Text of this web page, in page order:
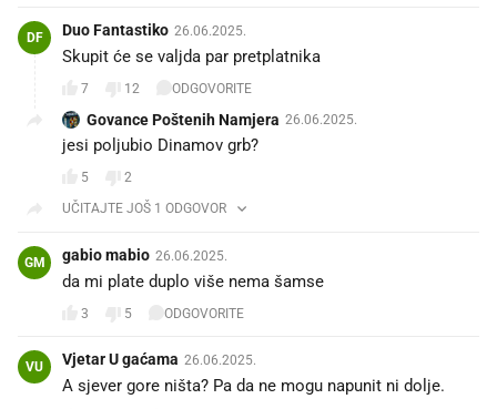
DF Duo Fantastiko 26.06.2025.
Skupit će se valjda par pretplatnika
7 12 ODGOVORITE
Govance Poštenih Namjera 26.06.2025.
jesi poljubio Dinamov grb?
5
2
UČITAJTE JOŠ 1 ODGOVOR
GM gabio mabio 26.06.2025.
da mi plate duplo više nema šamse
3 5 ODGOVORITE
VU Vjetar U gaćama 26.06.2025.
A sjever gore ništa? Pa da ne mogu napunit ni dolje.